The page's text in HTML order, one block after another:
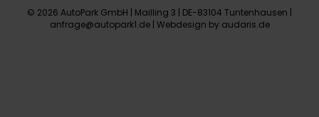
© 2026 AutoPark GmbH | Mailling 3 | DE-83104 Tuntenhausen |
anfrage@autopark1.de | Webdesign by audaris.de